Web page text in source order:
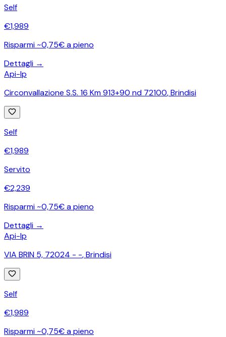
Self
€1,989
Risparmi ~0,75€ a pieno
Dettagli →
Api-Ip
Circonvallazione S.S. 16 Km 913+90 nd 72100,Brindisi
Self
€1,989
Servito
€2,239
Risparmi ~0,75€ a pieno
Dettagli →
Api-Ip
VIA BRIN 5, 72024 - -,Brindisi
Self
€1,989
Risparmi ~0,75€ a pieno